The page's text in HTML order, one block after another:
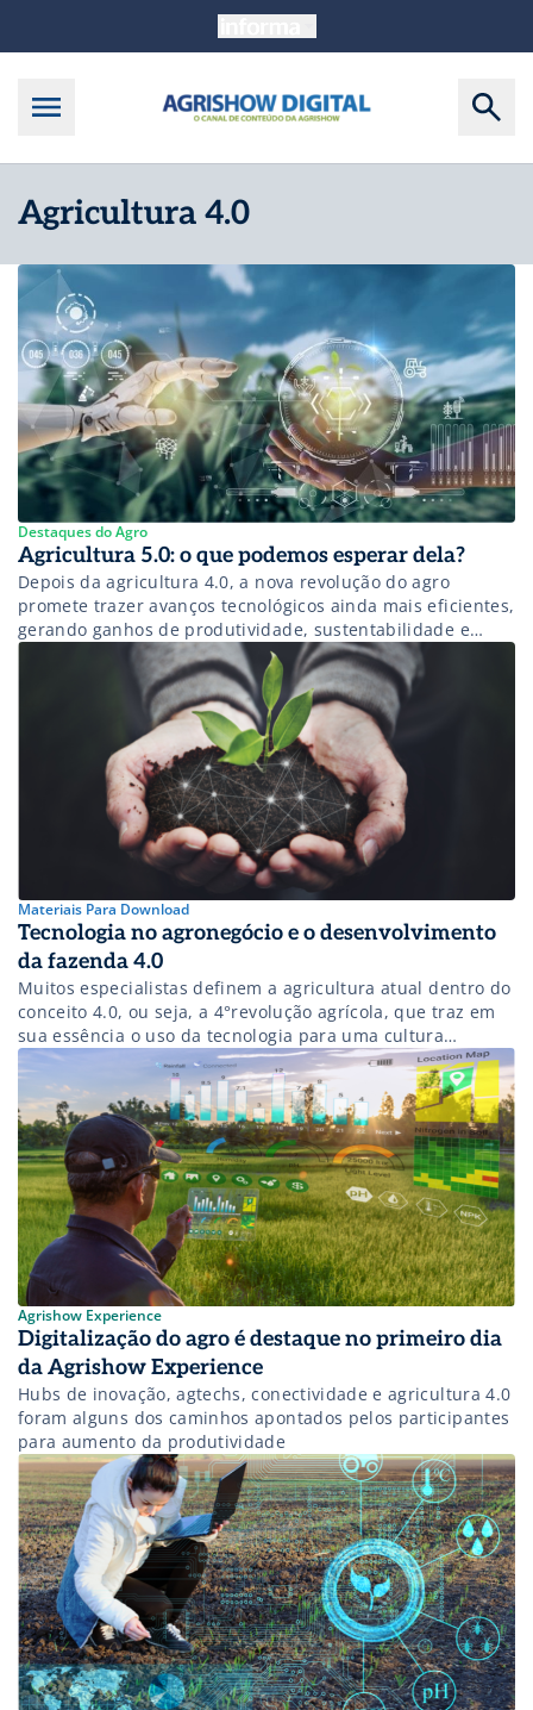
Agricultura 4.0
Destaques do Agro
Agricultura 5.0: o que podemos esperar dela?
Depois da agricultura 4.0, a nova revolução do agro
promete trazer avanços tecnológicos ainda mais eficientes,
gerando ganhos de produtividade, sustentabilidade e
disponibilidade de alimentos no campo. Conheça os
pilares da agricultura 5.0 e os impactos dessa nova
geração do agronegócio!
Materiais Para Download
Tecnologia no agronegócio e o desenvolvimento
da fazenda 4.0
Muitos especialistas definem a agricultura atual dentro do
conceito 4.0, ou seja, a 4°revolução agrícola, que traz em
sua essência o uso da tecnologia para uma cultura
agrícola mais eficiente e sustentável. As iniciativas atuais
para o campo são inúmeras e a Internet das Coisas
(Internet of Things – IoT, em inglês) tem papel importante
no cenário dessa evolução, uma vez que o ecossistema de
dispositivos conectados entre si, que pauta o conceito de
IoT, permite visualização em tempo real, atuação de forma
remota e informações importantes que contribuem para a
melhor tomada de decisão do administrador da fazenda.
Agrishow Experience
Digitalização do agro é destaque no primeiro dia
da Agrishow Experience
Hubs de inovação, agtechs, conectividade e agricultura 4.0
foram alguns dos caminhos apontados pelos participantes
para aumento da produtividade